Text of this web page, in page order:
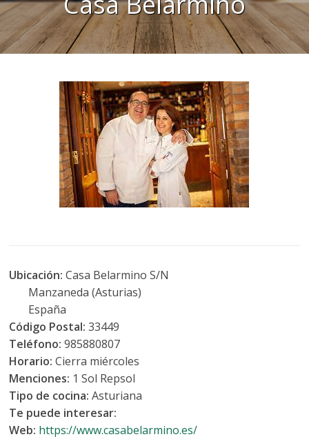
Ubicación:Casa Belarmino S/N
Manzaneda (Asturias)
España
Código Postal:33449
Teléfono:985880807
Horario:Cierra miércoles
Menciones: 1 Sol Repsol
Tipo de cocina:Asturiana
Te puede interesar:
Web: https://www.casabelarmino.es/